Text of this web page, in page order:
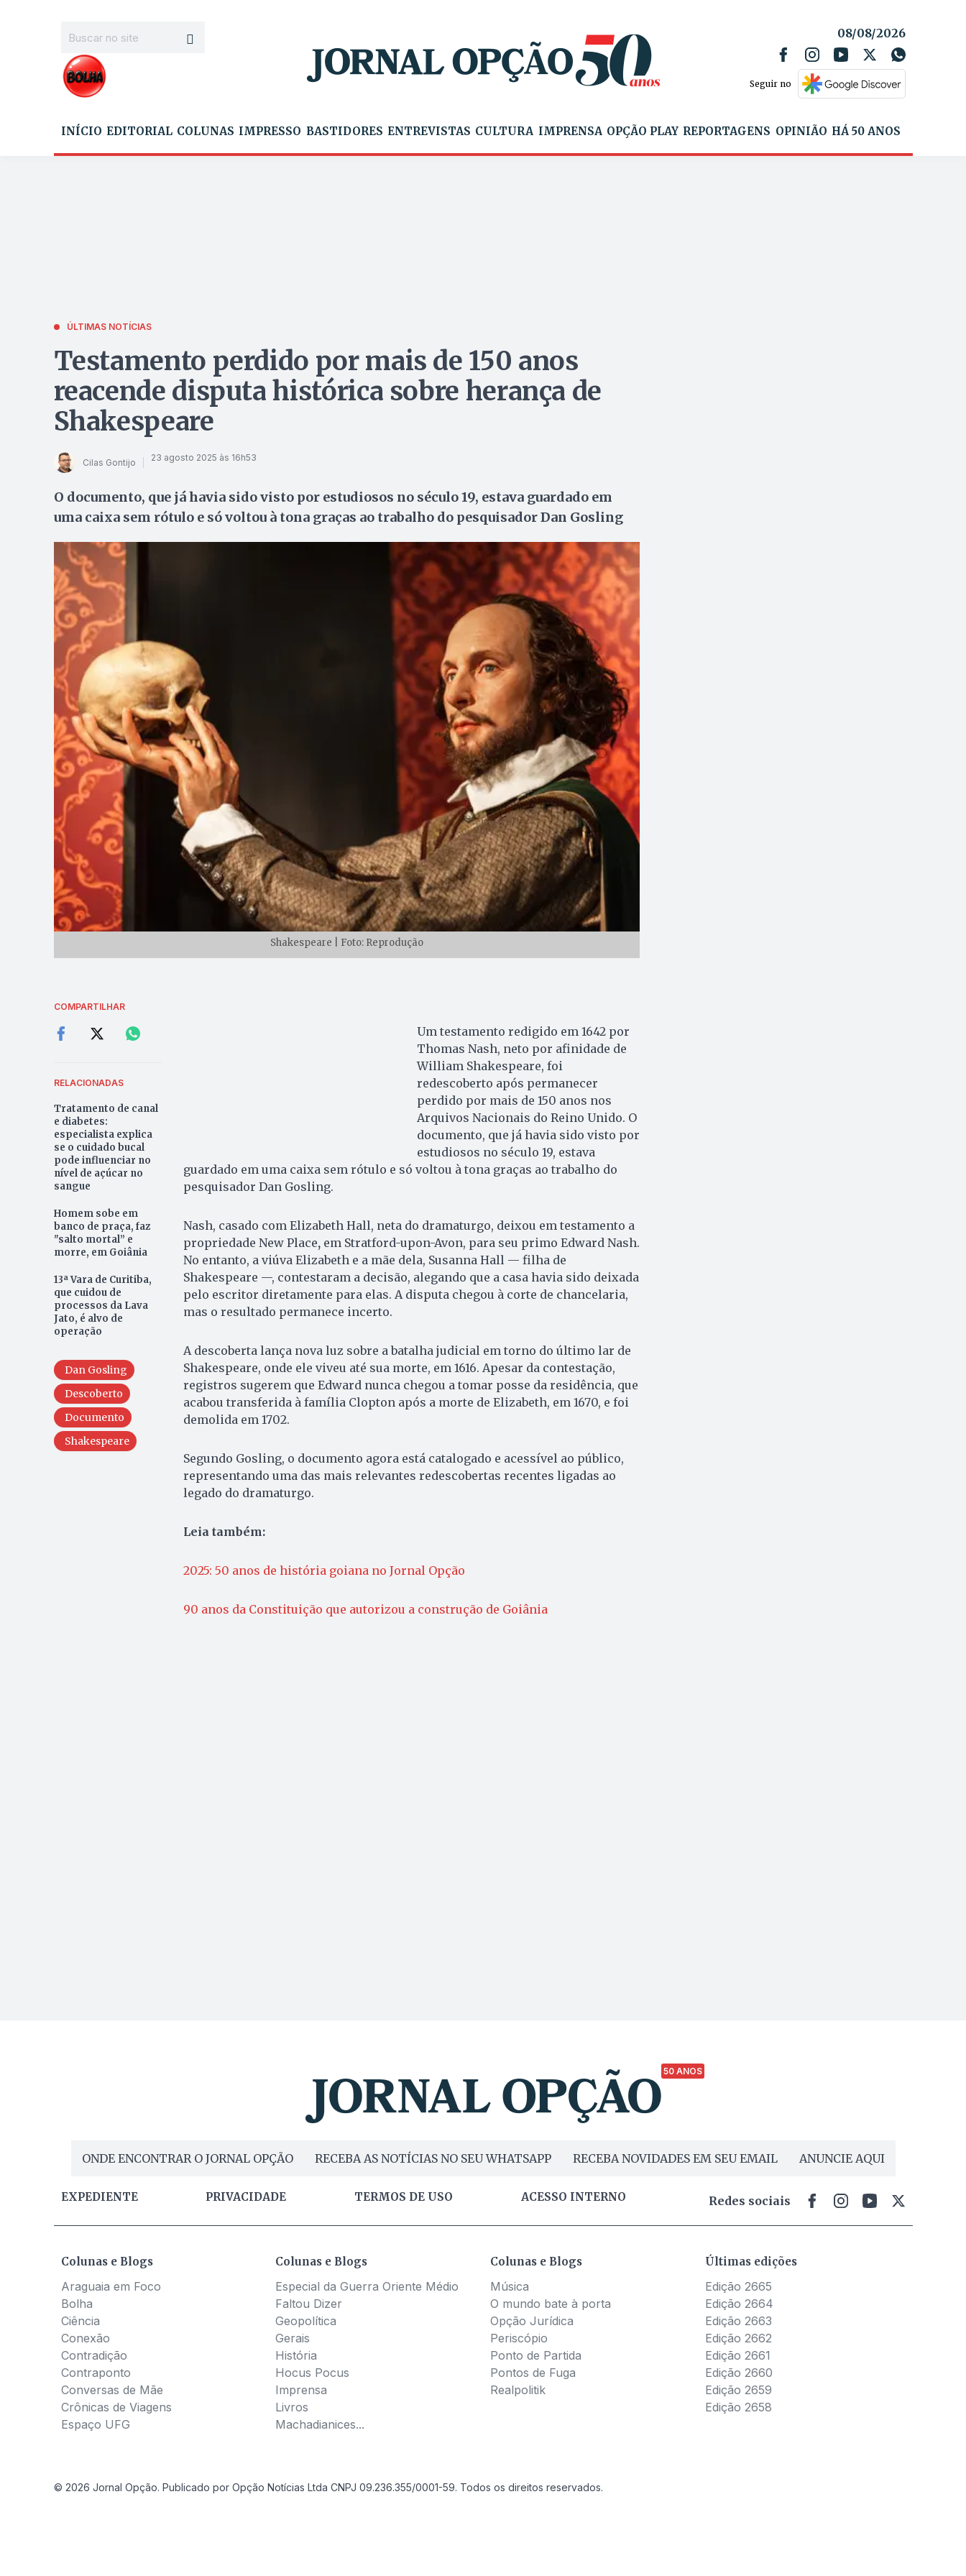
08/08/2026
Seguir no
INÍCIO EDITORIAL COLUNAS IMPRESSO BASTIDORES ENTREVISTAS CULTURA IMPRENSA OPÇÃO PLAY REPORTAGENS OPINIÃO HÁ 50 ANOS
ÚLTIMAS NOTÍCIAS
Testamento perdido por mais de 150 anos
reacende disputa histórica sobre herança de
Shakespeare
Cilas Gontijo 23 agosto 2025 às 16h53
O documento, que já havia sido visto por estudiosos no século 19, estava guardado em
uma caixa sem rótulo e só voltou à tona graças ao trabalho do pesquisador Dan Gosling
Shakespeare | Foto: Reprodução
COMPARTILHAR
RELACIONADAS
Tratamento de canal
e diabetes:
especialista explica
se o cuidado bucal
pode influenciar no
nível de açúcar no
sangue
Homem sobe em
banco de praça, faz
"salto mortal” e
morre, em Goiânia
13ª Vara de Curitiba,
que cuidou de
processos da Lava
Jato, é alvo de
operação
Dan Gosling
Descoberto
Documento
Shakespeare
Um testamento redigido em 1642 por
Thomas Nash, neto por afinidade de
William Shakespeare, foi
redescoberto após permanecer
perdido por mais de 150 anos nos
Arquivos Nacionais do Reino Unido. O
documento, que já havia sido visto por
estudiosos no século 19, estava
guardado em uma caixa sem rótulo e só voltou à tona graças ao trabalho do
pesquisador Dan Gosling.
Nash, casado com Elizabeth Hall, neta do dramaturgo, deixou em testamento a
propriedade New Place, em Stratford-upon-Avon, para seu primo Edward Nash.
No entanto, a viúva Elizabeth e a mãe dela, Susanna Hall — filha de
Shakespeare —, contestaram a decisão, alegando que a casa havia sido deixada
pelo escritor diretamente para elas. A disputa chegou à corte de chancelaria,
mas o resultado permanece incerto.
A descoberta lança nova luz sobre a batalha judicial em torno do último lar de
Shakespeare, onde ele viveu até sua morte, em 1616. Apesar da contestação,
registros sugerem que Edward nunca chegou a tomar posse da residência, que
acabou transferida à família Clopton após a morte de Elizabeth, em 1670, e foi
demolida em 1702.
Segundo Gosling, o documento agora está catalogado e acessível ao público,
representando uma das mais relevantes redescobertas recentes ligadas ao
legado do dramaturgo.
Leia também:
2025: 50 anos de história goiana no Jornal Opção
90 anos da Constituição que autorizou a construção de Goiânia
50 ANOS
ONDE ENCONTRAR O JORNAL OPÇÃO RECEBA AS NOTÍCIAS NO SEU WHATSAPP RECEBA NOVIDADES EM SEU EMAIL ANUNCIE AQUI
EXPEDIENTE PRIVACIDADE TERMOS DE USO ACESSO INTERNO Redes sociais
Colunas e Blogs
Araguaia em Foco
Bolha
Ciência
Conexão
Contradição
Contraponto
Conversas de Mãe
Crônicas de Viagens
Espaço UFG
Colunas e Blogs
Especial da Guerra Oriente Médio
Faltou Dizer
Geopolítica
Gerais
História
Hocus Pocus
Imprensa
Livros
Machadianices...
Colunas e Blogs
Música
O mundo bate à porta
Opção Jurídica
Periscópio
Ponto de Partida
Pontos de Fuga
Realpolitik
Últimas edições
Edição 2665
Edição 2664
Edição 2663
Edição 2662
Edição 2661
Edição 2660
Edição 2659
Edição 2658
© 2026 Jornal Opção. Publicado por Opção Notícias Ltda CNPJ 09.236.355/0001-59. Todos os direitos reservados.